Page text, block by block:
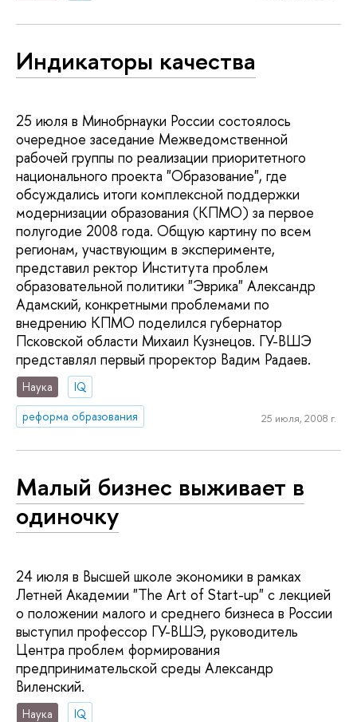
Индикаторы качества
25 июля в Минобрнауки России состоялось
очередное заседание Межведомственной
рабочей группы по реализации приоритетного
национального проекта "Образование", где
обсуждались итоги комплексной поддержки
модернизации образования (КПМО) за первое
полугодие 2008 года. Общую картину по всем
регионам, участвующим в эксперименте,
представил ректор Института проблем
образовательной политики "Эврика" Александр
Адамский, конкретными проблемами по
внедрению КПМО поделился губернатор
Псковской области Михаил Кузнецов. ГУ-ВШЭ
представлял первый проректор Вадим Радаев.
Наука
IQ
реформа образования
25 июля, 2008 г.
Малый бизнес выживает в
одиночку
24 июля в Высшей школе экономики в рамках
Летней Академии "The Art of Start-up" с лекцией
о положении малого и среднего бизнеса в России
выступил профессор ГУ-ВШЭ, руководитель
Центра проблем формирования
предпринимательской среды Александр
Виленский.
Наука
IQ